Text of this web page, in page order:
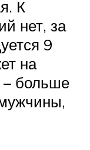
К
нет, за
9
на
– больше